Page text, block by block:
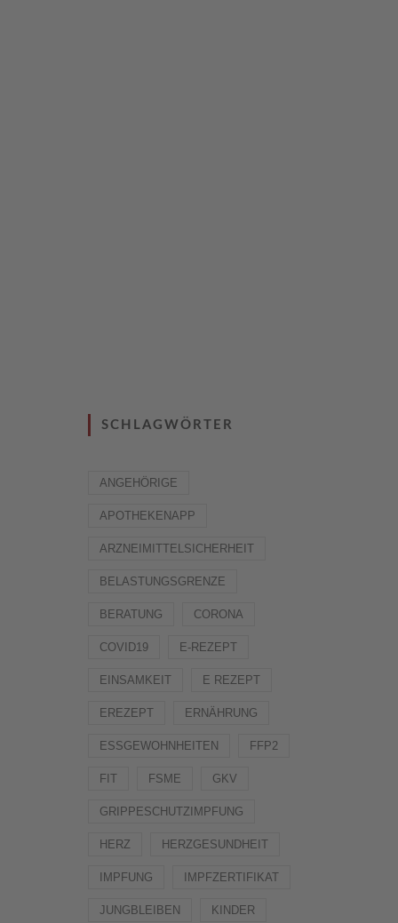
SCHLAGWÖRTER
ANGEHÖRIGE
APOTHEKENAPP
ARZNEIMITTELSICHERHEIT
BELASTUNGSGRENZE
BERATUNG CORONA
COVID19 E-REZEPT
EINSAMKEIT E REZEPT
EREZEPT ERNÄHRUNG
ESSGEWOHNHEITEN FFP2
FIT FSME GKV
GRIPPESCHUTZIMPFUNG
HERZ HERZGESUNDHEIT
IMPFUNG IMPFZERTIFIKAT
JUNGBLEIBEN KINDER